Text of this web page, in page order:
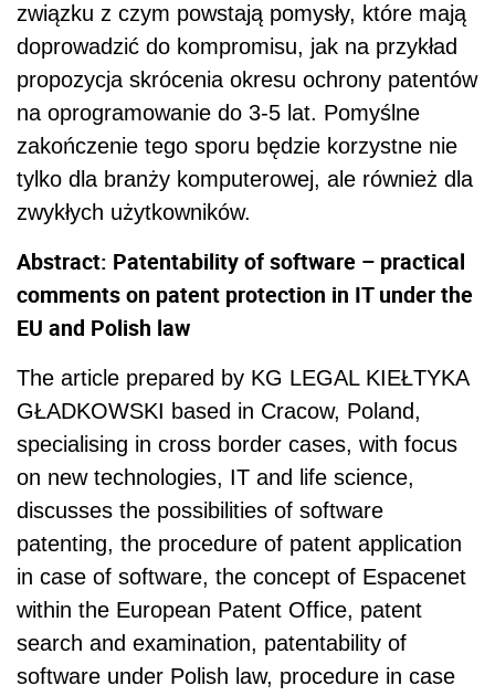
związku z czym powstają pomysły, które mają
doprowadzić do kompromisu, jak na przykład
propozycja skrócenia okresu ochrony patentów
na oprogramowanie do 3-5 lat. Pomyślne
zakończenie tego sporu będzie korzystne nie
tylko dla branży komputerowej, ale również dla
zwykłych użytkowników.
Abstract: Patentability of software – practical
comments on patent protection in IT under the
EU and Polish law
The article prepared by KG LEGAL KIEŁTYKA
GŁADKOWSKI based in Cracow, Poland,
specialising in cross border cases, with focus
on new technologies, IT and life science,
discusses the possibilities of software
patenting, the procedure of patent application
in case of software, the concept of Espacenet
within the European Patent Office, patent
search and examination, patentability of
software under Polish law, procedure in case